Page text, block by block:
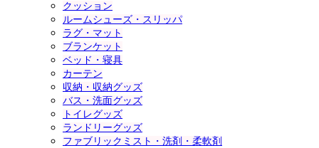
クッション
ルームシューズ・スリッパ
ラグ・マット
ブランケット
ベッド・寝具
カーテン
収納・収納グッズ
バス・洗面グッズ
トイレグッズ
ランドリーグッズ
ファブリックミスト・洗剤・柔軟剤